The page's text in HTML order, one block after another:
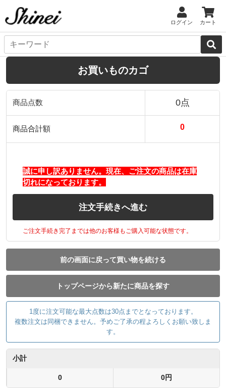
ログイン カート
お買いものカゴ
商品点数 0点
商品合計額 0
誠に申し訳ありません。現在、ご注文の商品は在庫
切れになっております。
注文手続きへ進む
ご注文手続き完了までは他のお客様もご購入可能な状態です。
前の画面に戻って買い物を続ける
トップページから新たに商品を探す
1度に注文可能な最大点数は30点までとなっております。
複数注文は同梱できません。予めご了承の程よろしくお願い致しま
す。
小計
0 0円